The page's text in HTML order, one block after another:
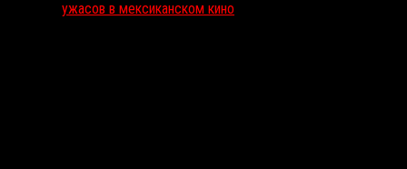
ужасов в мексиканском кино